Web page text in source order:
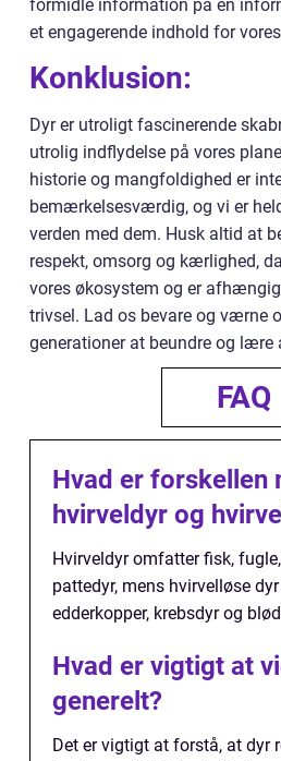
formidle information på en
et engagerende indhold for
Konklusion:
Dyr er utroligt fascinerende
utrolig indflydelse på vores
historie og mangfoldighed er
bemærkelsesværdig, og vi er
verden med dem. Husk altid at
respekt, omsorg og kærlighed,
vores økosystem og er
trivsel. Lad os bevare og værne
generationer at beundre og lære
FAQ
Hvad er forskellen
hvirveldyr og
Hvirveldyr omfatter fisk,
pattedyr, mens hvirvelløse
edderkopper, krebsdyr og
Hvad er vigtigt at
generelt?
Det er vigtigt at forstå, at dyr